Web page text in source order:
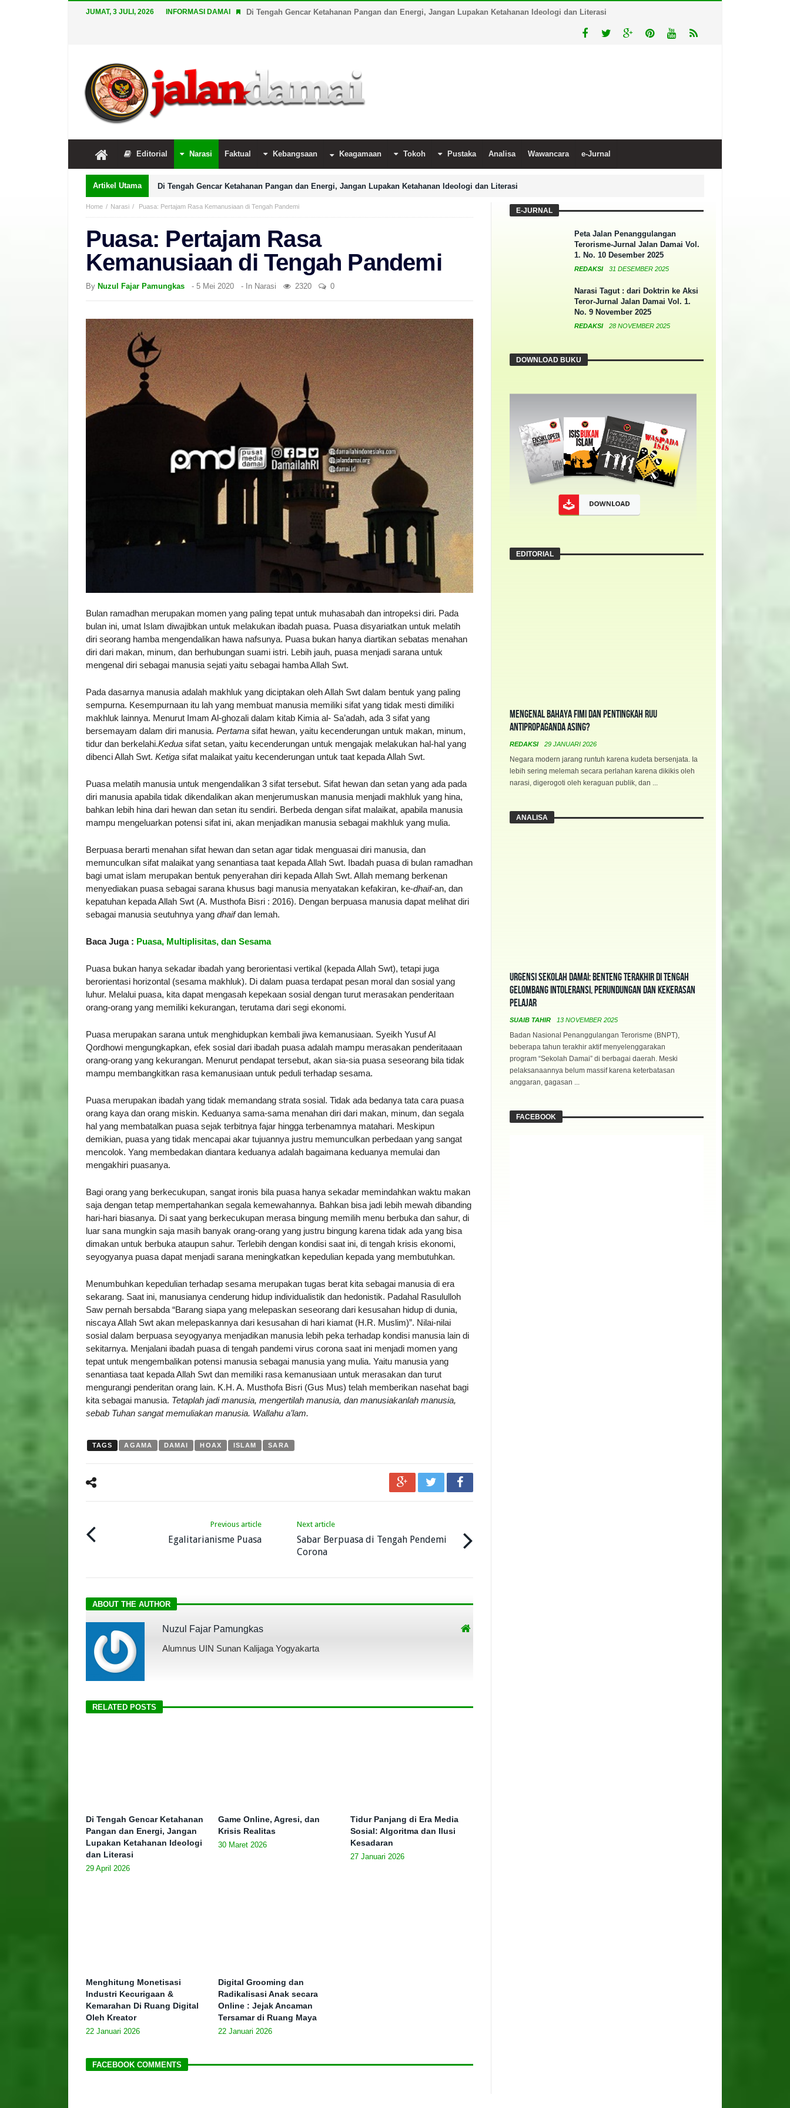
JUMAT, 3 JULI, 2026 INFORMASI DAMAI Di Tengah Gencar Ketahanan Pangan dan Energi, Jangan Lupakan Ketahanan Ideologi dan Literasi
Editorial Narasi Faktual Kebangsaan Keagamaan Tokoh Pustaka Analisa Wawancara e-Jurnal
Artikel Utama Di Tengah Gencar Ketahanan Pangan dan Energi, Jangan Lupakan Ketahanan Ideologi dan Literasi
Home Narasi Puasa: Pertajam Rasa Kemanusiaan di Tengah Pandemi
Puasa: Pertajam Rasa
Kemanusiaan di Tengah Pandemi
By Nuzul Fajar Pamungkas - 5 Mei 2020 - In Narasi 2320 0
Bulan ramadhan merupakan momen yang paling tepat untuk muhasabah dan intropeksi diri. Pada
bulan ini, umat Islam diwajibkan untuk melakukan ibadah puasa. Puasa disyariatkan untuk melatih
diri seorang hamba mengendalikan hawa nafsunya. Puasa bukan hanya diartikan sebatas menahan
diri dari makan, minum, dan berhubungan suami istri. Lebih jauh, puasa menjadi sarana untuk
mengenal diri sebagai manusia sejati yaitu sebagai hamba Allah Swt.
Pada dasarnya manusia adalah makhluk yang diciptakan oleh Allah Swt dalam bentuk yang paling
sempurna. Kesempurnaan itu lah yang membuat manusia memiliki sifat yang tidak mesti dimiliki
makhluk lainnya. Menurut Imam Al-ghozali dalam kitab Kimia al- Sa’adah, ada 3 sifat yang
bersemayam dalam diri manusia. Pertama sifat hewan, yaitu kecenderungan untuk makan, minum,
tidur dan berkelahi.Kedua sifat setan, yaitu kecenderungan untuk mengajak melakukan hal-hal yang
dibenci Allah Swt. Ketiga sifat malaikat yaitu kecenderungan untuk taat kepada Allah Swt.
Puasa melatih manusia untuk mengendalikan 3 sifat tersebut. Sifat hewan dan setan yang ada pada
diri manusia apabila tidak dikendalikan akan menjerumuskan manusia menjadi makhluk yang hina,
bahkan lebih hina dari hewan dan setan itu sendiri. Berbeda dengan sifat malaikat, apabila manusia
mampu mengeluarkan potensi sifat ini, akan menjadikan manusia sebagai makhluk yang mulia.
Berpuasa berarti menahan sifat hewan dan setan agar tidak menguasai diri manusia, dan
memunculkan sifat malaikat yang senantiasa taat kepada Allah Swt. Ibadah puasa di bulan ramadhan
bagi umat islam merupakan bentuk penyerahan diri kepada Allah Swt. Allah memang berkenan
menyediakan puasa sebagai sarana khusus bagi manusia menyatakan kefakiran, ke-dhaif-an, dan
kepatuhan kepada Allah Swt (A. Musthofa Bisri : 2016). Dengan berpuasa manusia dapat melihat diri
sebagai manusia seutuhnya yang dhaifdan lemah.
Baca Juga : Puasa, Multiplisitas, dan Sesama
Puasa bukan hanya sekadar ibadah yang berorientasi vertikal (kepada Allah Swt), tetapi juga
berorientasi horizontal (sesama makhluk). Di dalam puasa terdapat pesan moral dan sosial yang
luhur. Melalui puasa, kita dapat mengasah kepekaan sosial dengan turut merasakan penderitaan
orang-orang yang memiliki kekurangan, terutama dari segi ekonomi.
Puasa merupakan sarana untuk menghidupkan kembali jiwa kemanusiaan. Syeikh Yusuf Al
Qordhowi mengungkapkan, efek sosial dari ibadah puasa adalah mampu merasakan penderitaaan
orang-orang yang kekurangan. Menurut pendapat tersebut, akan sia-sia puasa seseorang bila tidak
mampu membangkitkan rasa kemanusiaan untuk peduli terhadap sesama.
Puasa merupakan ibadah yang tidak memandang strata sosial. Tidak ada bedanya tata cara puasa
orang kaya dan orang miskin. Keduanya sama-sama menahan diri dari makan, minum, dan segala
hal yang membatalkan puasa sejak terbitnya fajar hingga terbenamnya matahari. Meskipun
demikian, puasa yang tidak mencapai akar tujuannya justru memunculkan perbedaan yang sangat
mencolok. Yang membedakan diantara keduanya adalah bagaimana keduanya memulai dan
mengakhiri puasanya.
Bagi orang yang berkecukupan, sangat ironis bila puasa hanya sekadar memindahkan waktu makan
saja dengan tetap mempertahankan segala kemewahannya. Bahkan bisa jadi lebih mewah dibanding
hari-hari biasanya. Di saat yang berkecukupan merasa bingung memilih menu berbuka dan sahur, di
luar sana mungkin saja masih banyak orang-orang yang justru bingung karena tidak ada yang bisa
dimakan untuk berbuka ataupun sahur. Terlebih dengan kondisi saat ini, di tengah krisis ekonomi,
seyogyanya puasa dapat menjadi sarana meningkatkan kepedulian kepada yang membutuhkan.
Menumbuhkan kepedulian terhadap sesama merupakan tugas berat kita sebagai manusia di era
sekarang. Saat ini, manusianya cenderung hidup individualistik dan hedonistik. Padahal Rasululloh
Saw pernah bersabda “Barang siapa yang melepaskan seseorang dari kesusahan hidup di dunia,
niscaya Allah Swt akan melepaskannya dari kesusahan di hari kiamat (H.R. Muslim)”. Nilai-nilai
sosial dalam berpuasa seyogyanya menjadikan manusia lebih peka terhadap kondisi manusia lain di
sekitarnya. Menjalani ibadah puasa di tengah pandemi virus corona saat ini menjadi momen yang
tepat untuk mengembalikan potensi manusia sebagai manusia yang mulia. Yaitu manusia yang
senantiasa taat kepada Allah Swt dan memiliki rasa kemanusiaan untuk merasakan dan turut
mengurangi penderitan orang lain. K.H. A. Musthofa Bisri (Gus Mus) telah memberikan nasehat bagi
kita sebagai manusia. Tetaplah jadi manusia, mengertilah manusia, dan manusiakanlah manusia,
sebab Tuhan sangat memuliakan manusia. Wallahu a’lam.
TAGS AGAMA DAMAI HOAX ISLAM SARA
Previous article
Egalitarianisme Puasa
Next article
Sabar Berpuasa di Tengah Pendemi
Corona
ABOUT THE AUTHOR
Nuzul Fajar Pamungkas
Alumnus UIN Sunan Kalijaga Yogyakarta
RELATED POSTS
Di Tengah Gencar Ketahanan
Pangan dan Energi, Jangan
Lupakan Ketahanan Ideologi
dan Literasi
29 April 2026
Game Online, Agresi, dan
Krisis Realitas
30 Maret 2026
Tidur Panjang di Era Media
Sosial: Algoritma dan Ilusi
Kesadaran
27 Januari 2026
Menghitung Monetisasi
Industri Kecurigaan &
Kemarahan Di Ruang Digital
Oleh Kreator
22 Januari 2026
Digital Grooming dan
Radikalisasi Anak secara
Online : Jejak Ancaman
Tersamar di Ruang Maya
22 Januari 2026
FACEBOOK COMMENTS
E-JURNAL
Peta Jalan Penanggulangan
Terorisme-Jurnal Jalan Damai Vol.
1. No. 10 Desember 2025
REDAKSI 31 DESEMBER 2025
Narasi Tagut : dari Doktrin ke Aksi
Teror-Jurnal Jalan Damai Vol. 1.
No. 9 November 2025
REDAKSI 28 NOVEMBER 2025
DOWNLOAD BUKU
EDITORIAL
Mengenal Bahaya FIMI dan Pentingkah RUU
Antipropaganda Asing?
REDAKSI 29 JANUARI 2026
Negara modern jarang runtuh karena kudeta bersenjata. Ia
lebih sering melemah secara perlahan karena dikikis oleh
narasi, digerogoti oleh keraguan publik, dan ...
ANALISA
Urgensi Sekolah Damai: Benteng Terakhir di Tengah
Gelombang Intoleransi, Perundungan dan Kekerasan
Pelajar
SUAIB TAHIR 13 NOVEMBER 2025
Badan Nasional Penanggulangan Terorisme (BNPT),
beberapa tahun terakhir aktif menyelenggarakan
program “Sekolah Damai” di berbagai daerah. Meski
pelaksanaannya belum massif karena keterbatasan
anggaran, gagasan ...
FACEBOOK